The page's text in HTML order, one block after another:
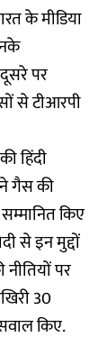
के मीडिया
दूसरे पर
से टीआरपी
की हिंदी
गैस की
किए
से इन मुद्दों
पर
30
किए.